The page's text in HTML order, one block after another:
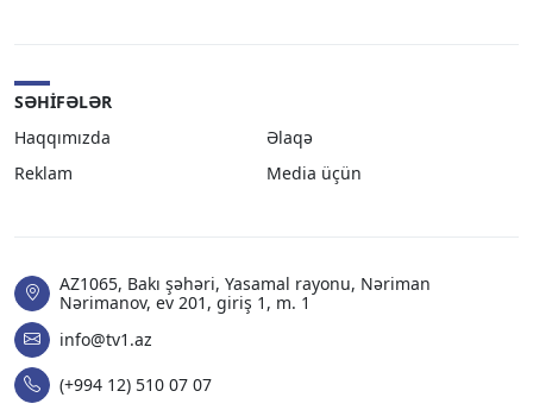
SƏHIFƏLƏR
Haqqımızda
Əlaqə
Reklam
Media üçün
AZ1065, Bakı şəhəri, Yasamal rayonu, Nəriman
Nərimanov, ev 201, giriş 1, m. 1
info@tv1.az
(+994 12) 510 07 07